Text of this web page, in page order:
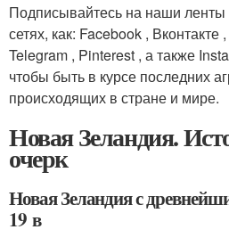
Подписывайтесь на наши ленты
сетях, как: Facebook , Вконтакте
Telegram , Pinterest , а также
чтобы быть в курсе последних
происходящих в стране и мире.
Новая Зеландия.
очерк
Новая Зеландия с
19 в